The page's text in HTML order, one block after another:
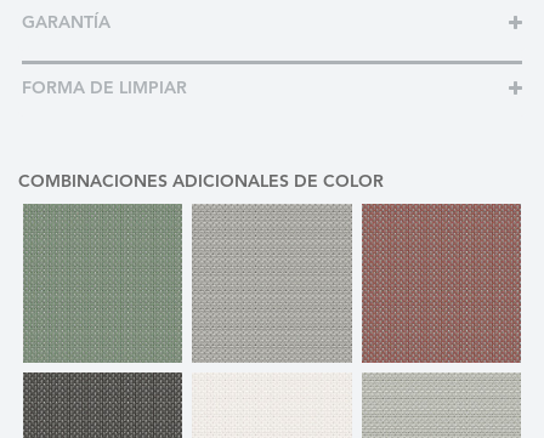
GARANTÍA
FORMA DE LIMPIAR
COMBINACIONES ADICIONALES DE COLOR